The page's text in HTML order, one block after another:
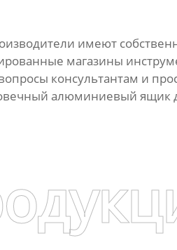
имеют
магазины
консультантам и
алюминиевый ящик